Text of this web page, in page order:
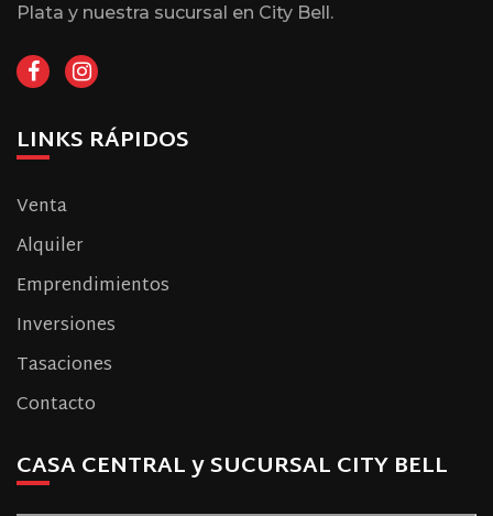
Plata y nuestra sucursal en City Bell.
LINKS RÁPIDOS
Venta
Alquiler
Emprendimientos
Inversiones
Tasaciones
Contacto
CASA CENTRAL y SUCURSAL CITY BELL